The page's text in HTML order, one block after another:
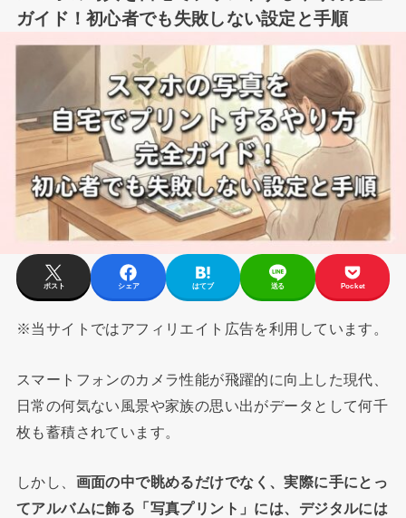
ガイド！初心者でも失敗しない設定と手順
ポスト シェア はてブ 送る Pocket
※当サイトではアフィリエイト広告を利用しています。
スマートフォンのカメラ性能が飛躍的に向上した現代、
日常の何気ない風景や家族の思い出がデータとして何千
枚も蓄積されています。
しかし、 画面の中で眺めるだけでなく、実際に手にとっ
てアルバムに飾る「写真プリント」には、デジタルには